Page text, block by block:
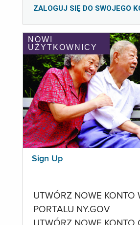
ZALOGUJ SIĘ DO SWOJEGO
NOWI
UŻYTKOWNICY
Sign Up
UTWÓRZ NOWE KONTO
PORTALU NY.GOV